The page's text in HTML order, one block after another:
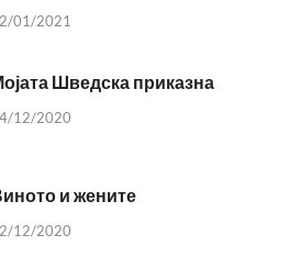
01/2021
Шведска приказна
12/2020
и жените
12/2020